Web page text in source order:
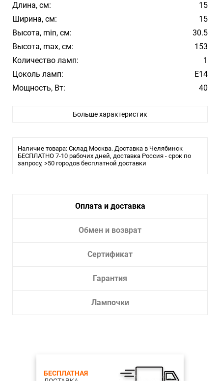
Длина, см:
15
Ширина, см:
15
Высота, min, см:
30.5
Высота, max, см:
153
Количество ламп:
1
Цоколь ламп:
E14
Мощность, Вт:
40
Цвет плафона/абажура:
Помещение:
Спальня
Лампочки в комплекте:
Больше характеристик
Наличие товара: Склад Москва. Доставка в Челябинск
БЕСПЛАТНО 7-10 рабочих дней, доставка Россия - срок по
запросу, >50 городов бесплатной доставки
Оплата и доставка
Обмен и возврат
Сертификат
Гарантия
Лампочки
БЕСПЛАТНАЯ